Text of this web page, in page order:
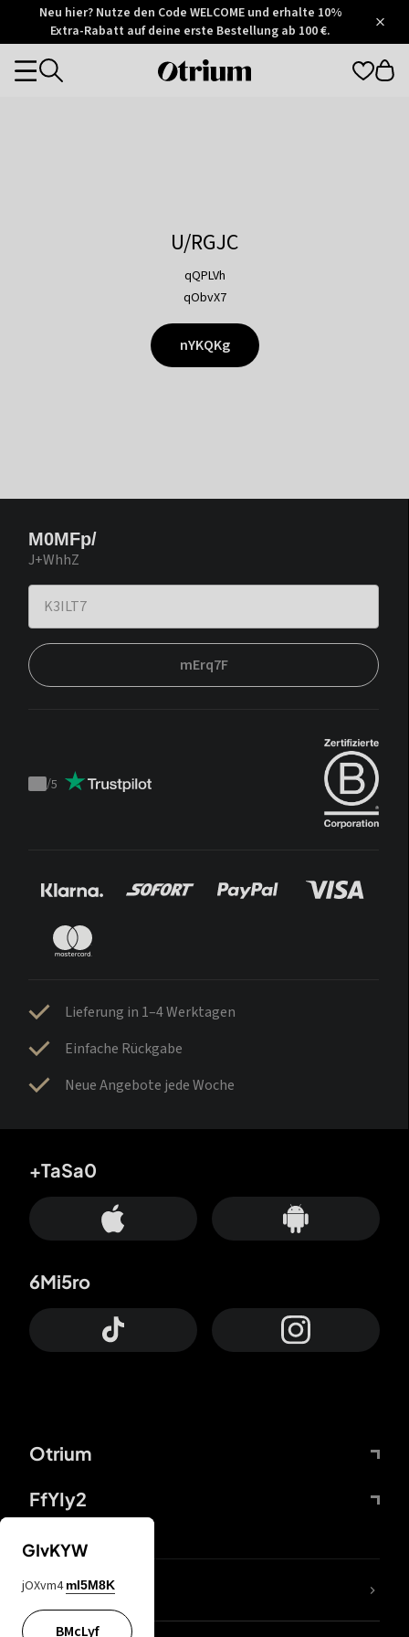
Otrium
Trustpilot
Neu hier? Nutze den Code WELCOME und erhalte 10%
Extra-Rabatt auf deine erste Bestellung ab 100 €.
Otrium
Categories
U/RGJC
qQPLVh
qObvX7
nYKQKg
M0MFp/
J+WhhZ
mErq7F
Trustpilot
/5
Lieferung in 1–4 Werktagen
Einfache Rückgabe
Neue Angebote jede Woche
Otrium
FfYIy2
+TaSa0
6Mi5ro
DDcvSo
GIvKYW
jOXvm4 mI5M8K
BMcLyf